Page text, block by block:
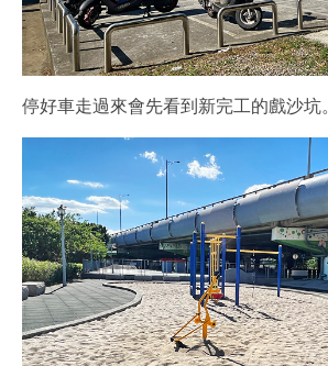
停好車走過來會先看到新完工的戲沙坑